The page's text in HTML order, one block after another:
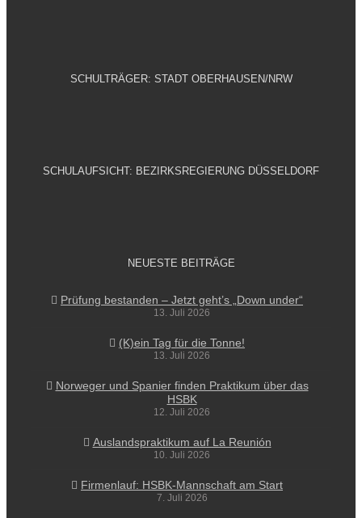
SCHULTRÄGER: STADT OBERHAUSEN/NRW
SCHULAUFSICHT: BEZIRKSREGIERUNG DÜSSELDORF
NEUESTE BEITRÄGE
Prüfung bestanden – Jetzt geht’s „Down under“
13. Juli 2026
(K)ein Tag für die Tonne!
13. Juli 2026
Norweger und Spanier finden Praktikum über das
HSBK
12. Juli 2026
Auslandspraktikum auf La Reunión
10. Juli 2026
Firmenlauf: HSBK-Mannschaft am Start
7. Juli 2026